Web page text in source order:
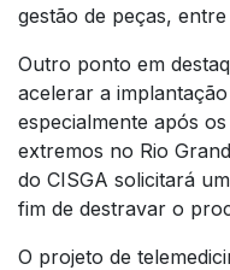
gestão de peças,
Outro ponto em
acelerar a
especialmente após
extremos no Rio
do CISGA solicitará
fim de destravar o
O projeto de